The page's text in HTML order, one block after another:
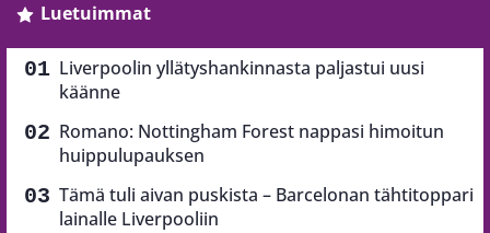
Luetuimmat
Liverpoolin yllätyshankinnasta paljastui uusi
käänne
Romano: Nottingham Forest nappasi himoitun
huippulupauksen
Tämä tuli aivan puskista – Barcelonan tähtitoppari
lainalle Liverpooliin